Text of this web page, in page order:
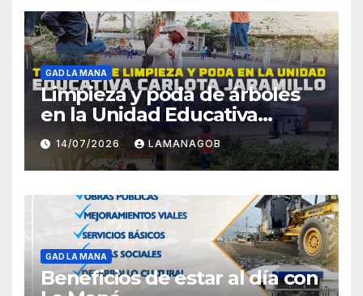
GAD LA MANA
Limpieza y poda de árboles
en la Unidad Educativa
Carlota Jaramillo
14/07/2026 LAMANAGOB
GAD LA MANA
Beneficios de estar al día con